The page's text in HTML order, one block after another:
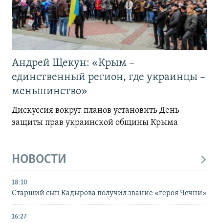
Андрей Щекун: «Крым –
единственный регион, где украинцы –
меньшинство»
Дискуссия вокруг планов установить День
защиты прав украинской общины Крыма
НОВОСТИ
18:10
Старший сын Кадырова получил звание «героя Чечни»
16:27